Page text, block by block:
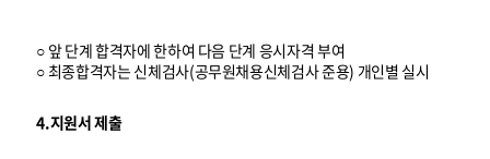
○ 앞 단계 합격자에 한하여 다음 단계 응시자격 부여
○ 최종합격자는 신체검사(공무원채용신체검사 준용) 개인별 실시
4.지원서 제출